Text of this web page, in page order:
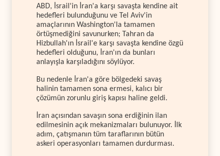
ABD, İsrail'in İran'a karşı savaşta kendine ait
hedefleri bulunduğunu ve Tel Aviv'in
amaçlarının Washington'la tamamen
örtüşmediğini savunurken; Tahran da
Hizbullah'ın İsrail'e karşı savaşta kendine özgü
hedefleri olduğunu, İran'ın da bunları
anlayışla karşıladığını söylüyor.
Bu nedenle İran'a göre bölgedeki savaş
halinin tamamen sona ermesi, kalıcı bir
çözümün zorunlu giriş kapısı haline geldi.
İran açısından savaşın sona erdiğinin ilan
edilmesinin açık mekanizmaları bulunuyor. İlk
adım, çatışmanın tüm taraflarının bütün
askeri operasyonları tamamen durdurması.